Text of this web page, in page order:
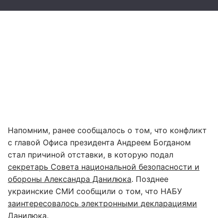
Напомним, ранее сообщалось о том, что конфликт
с главой Офиса президента Андреем Богданом
стал причиной отставки, в которую подал
секретарь Совета национальной безопасности и
обороны Александра Данилюка. Позднее
украинские СМИ сообщили о том, что НАБУ
заинтересовалось электронными декларациями
Данилюка.